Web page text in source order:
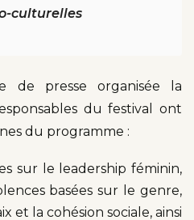
culturelles
de presse organisée la
du festival ont
du programme :
sur le leadership féminin,
basées sur le genre,
et la cohésion sociale, ainsi